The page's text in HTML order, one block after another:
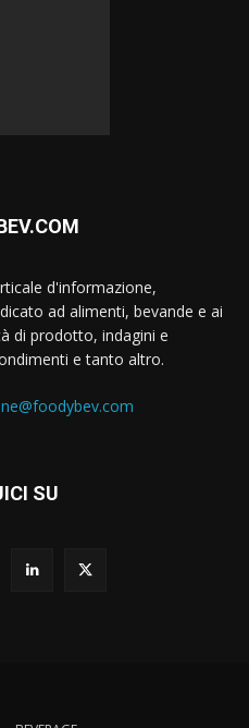
d'informazione,
ad alimenti, bevande e ai
di prodotto, indagini e
e tanto altro.
SU